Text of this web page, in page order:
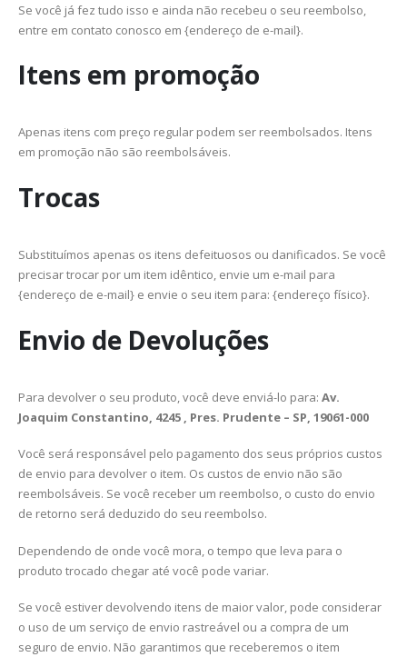
Se você já fez tudo isso e ainda não recebeu o seu reembolso,
entre em contato conosco em {endereço de e-mail}.
Itens em promoção
Apenas itens com preço regular podem ser reembolsados. Itens
em promoção não são reembolsáveis.
Trocas
Substituímos apenas os itens defeituosos ou danificados. Se você
precisar trocar por um item idêntico, envie um e-mail para
{endereço de e-mail} e envie o seu item para: {endereço físico}.
Envio de Devoluções
Para devolver o seu produto, você deve enviá-lo para: Av.
Joaquim Constantino, 4245 , Pres. Prudente – SP, 19061-000
Você será responsável pelo pagamento dos seus próprios custos
de envio para devolver o item. Os custos de envio não são
reembolsáveis. Se você receber um reembolso, o custo do envio
de retorno será deduzido do seu reembolso.
Dependendo de onde você mora, o tempo que leva para o
produto trocado chegar até você pode variar.
Se você estiver devolvendo itens de maior valor, pode considerar
o uso de um serviço de envio rastreável ou a compra de um
seguro de envio. Não garantimos que receberemos o item